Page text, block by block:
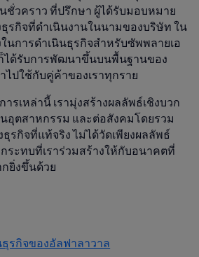
ชั่วคราว ที่ปรึกษา ผู้ได้รับมอบหมาย
รกิจที่ดำเนินงานในนามของบริษัท ใน
นการดำเนินธุรกิจสำหรับซัพพลายเอ
ได้รับการพัฒนาขึ้นบนพื้นฐานของ
ไปใช้กับคู่ค้าของเราทุกราย
รเหล่านี้ เรามุ่งสร้างผลลัพธ์เชิงบวก
อุตสาหกรรม และต่อสังคมโดยรวม
ธุรกิจที่แท้จริง ไม่ได้วัดเพียงผลลัพธ์
ระทบที่เราร่วมสร้างให้กับอนาคตที่
ยิ่งขึ้นด้วย
รกิจของอัลฟาลาวาล